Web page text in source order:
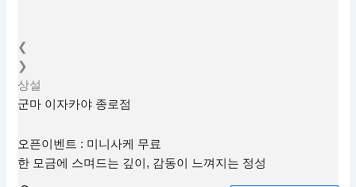
❮
❯
상설
군마 이자카야 종로점
오픈이벤트 : 미니사케 무료
한 모금에 스며드는 깊이, 감동이 느껴지는 정성